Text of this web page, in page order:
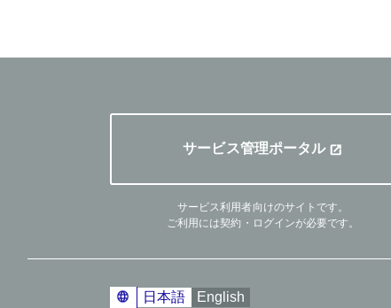
サービス管理ポータル
サービス利用者向けのサイトです。
ご利用には契約・ログインが必要です。
日本語 English